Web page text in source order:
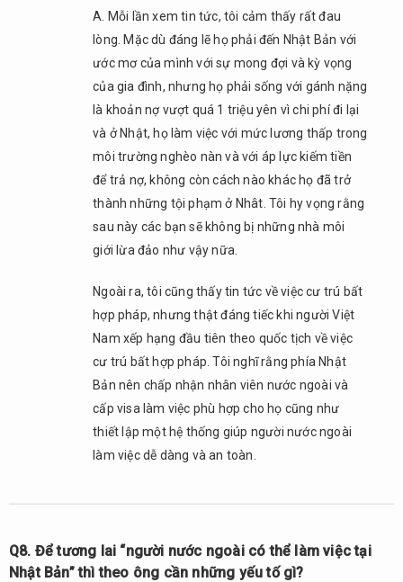
A. Mỗi lần xem tin tức, tôi cảm thấy rất đau
lòng. Mặc dù đáng lẽ họ phải đến Nhật Bản với
ước mơ của mình với sự mong đợi và kỳ vọng
của gia đình, nhưng họ phải sống với gánh nặng
là khoản nợ vượt quá 1 triệu yên vì chi phí đi lại
và ở Nhật, họ làm việc với mức lương thấp trong
môi trường nghèo nàn và với áp lực kiếm tiền
để trả nợ, không còn cách nào khác họ đã trở
thành những tội phạm ở Nhât. Tôi hy vọng rằng
sau này các bạn sẽ không bị những nhà môi
giới lừa đảo như vậy nữa.
Ngoài ra, tôi cũng thấy tin tức về việc cư trú bất
hợp pháp, nhưng thật đáng tiếc khi người Việt
Nam xếp hạng đầu tiên theo quốc tịch về việc
cư trú bất hợp pháp. Tôi nghĩ rằng phía Nhật
Bản nên chấp nhận nhân viên nước ngoài và
cấp visa làm việc phù hợp cho họ cũng như
thiết lập một hệ thống giúp người nước ngoài
làm việc dễ dàng và an toàn.
Q8. Để tương lai “người nước ngoài có thể làm việc tại
Nhật Bản” thì theo ông cần những yếu tố gì?